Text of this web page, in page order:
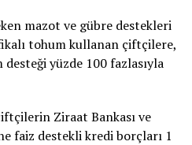
mazot ve gübre destekleri
tohum kullanan çiftçilere,
yüzde 100 fazlasıyla
Ziraat Bankası ve
faiz destekli kredi borçları 1